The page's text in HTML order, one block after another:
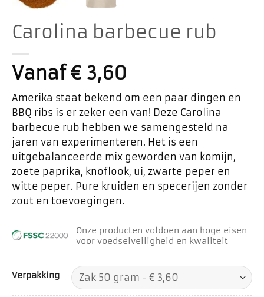
Carolina barbecue rub
Vanaf€3,60
Amerika staat bekend om een ​​paar dingen en
BBQ ribs is er zeker een van! Deze Carolina
barbecue rub hebben we samengesteld na
jaren van experimenteren. Het is een
uitgebalanceerde mix geworden van komijn,
zoete paprika, knoflook, ui, zwarte peper en
witte peper. Pure kruiden en specerijen zonder
zout en toevoegingen.
Onze producten voldoen aan hoge eisen
voor voedselveiligheid en kwaliteit
Verpakking